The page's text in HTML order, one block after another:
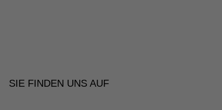
SIE FINDEN UNS AUF